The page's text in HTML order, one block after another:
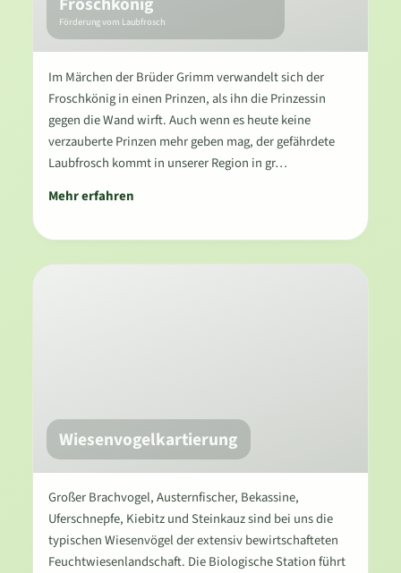
Förderung vom Laubfrosch
Im Märchen der Brüder Grimm verwandelt sich der
Froschkönig in einen Prinzen, als ihn die Prinzessin
gegen die Wand wirft. Auch wenn es heute keine
verzauberte Prinzen mehr geben mag, der gefährdete
Laubfrosch kommt in unserer Region in gr…
Mehr erfahren
Wiesenvogelkartierung
Großer Brachvogel, Austernfischer, Bekassine,
Uferschnepfe, Kiebitz und Steinkauz sind bei uns die
typischen Wiesenvögel der extensiv bewirtschafteten
Feuchtwiesenlandschaft. Die Biologische Station führt